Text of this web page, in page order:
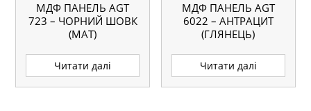
МДФ ПАНЕЛЬ AGT
723 – ЧОРНИЙ ШОВК
(МАТ)
Читати далі
МДФ ПАНЕЛЬ AGT
6022 – АНТРАЦИТ
(ГЛЯНЕЦЬ)
Читати далі